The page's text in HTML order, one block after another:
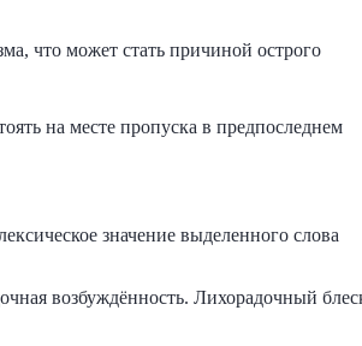
что может стать причиной острого
на месте пропуска в предпоследнем
значение выделенного слова
возбуждённость. Лихорадочный